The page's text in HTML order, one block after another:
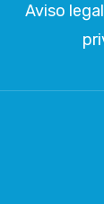
Aviso legal